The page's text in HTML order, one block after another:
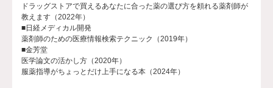
ドラッグストアで買えるあなたに合った薬の選び方を頼れる薬剤師が
教えます（2022年）
■日経メディカル開発
薬剤師のための医療情報検索テクニック（2019年）
■金芳堂
医学論文の活かし方（2020年）
服薬指導がちょっとだけ上手になる本（2024年）